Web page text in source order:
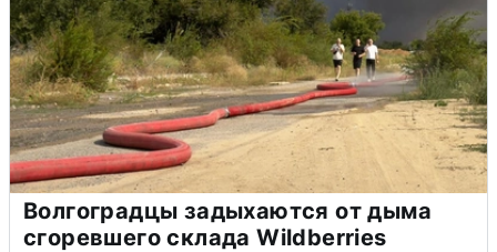
Волгоградцы задыхаются от дыма
сгоревшего склада Wildberries